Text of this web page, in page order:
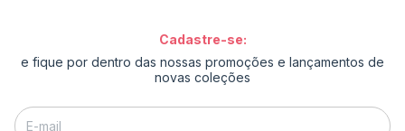
Cadastre-se:
e fique por dentro das nossas promoções e lançamentos de
novas coleções